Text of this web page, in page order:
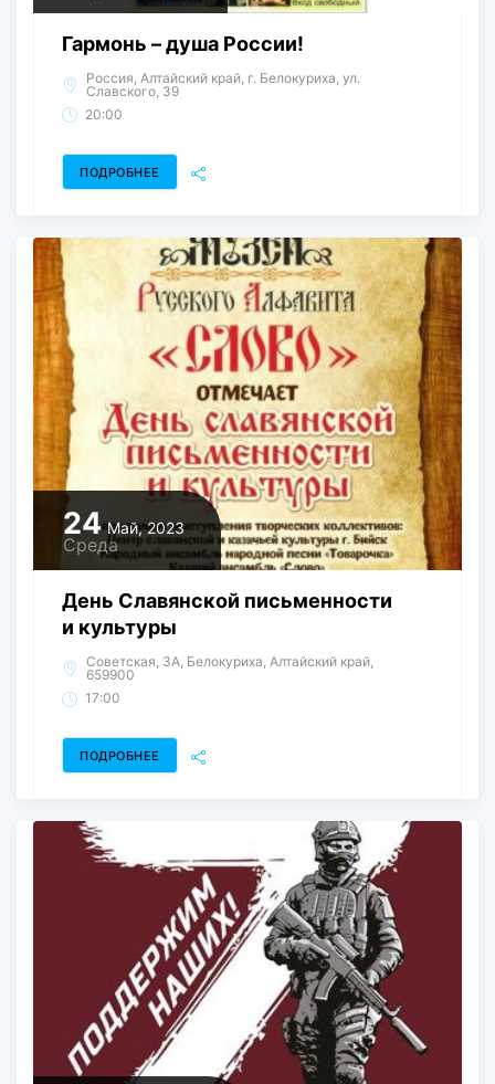
Гармонь – душа России!
Россия, Алтайский край, г. Белокуриха, ул.
Славского, 39
20:00
ПОДРОБНЕЕ
24 Май, 2023
Среда
День Славянской письменности
и культуры
Советская, 3А, Белокуриха, Алтайский край,
659900
17:00
ПОДРОБНЕЕ